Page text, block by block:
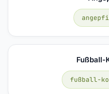
Fußball-
fußball-